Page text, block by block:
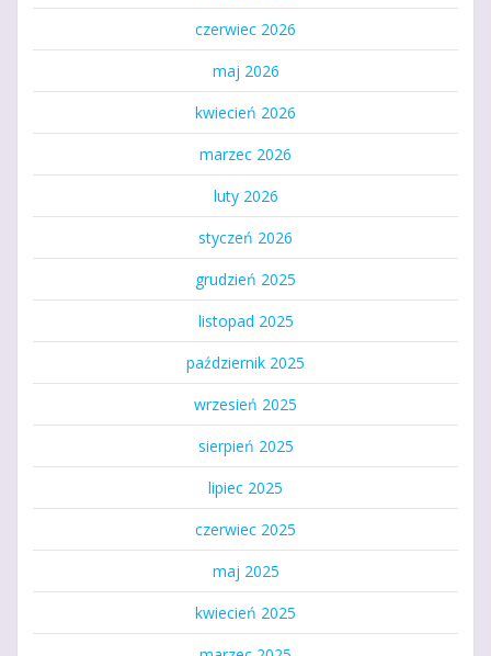
czerwiec 2026
maj 2026
kwiecień 2026
marzec 2026
luty 2026
styczeń 2026
grudzień 2025
listopad 2025
październik 2025
wrzesień 2025
sierpień 2025
lipiec 2025
czerwiec 2025
maj 2025
kwiecień 2025